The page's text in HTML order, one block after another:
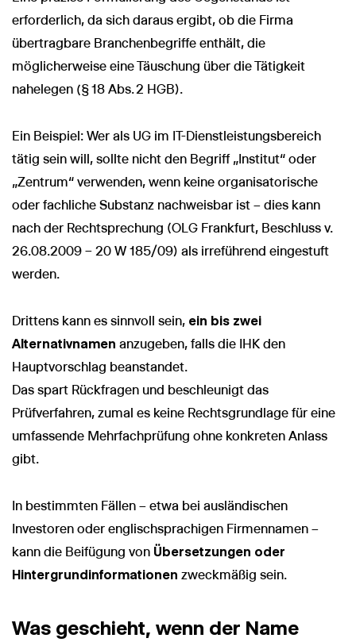
erforderlich, da sich daraus ergibt, ob die Firma
übertragbare Branchenbegriffe enthält, die
möglicherweise eine Täuschung über die Tätigkeit
nahelegen (§ 18 Abs. 2 HGB).
Ein Beispiel: Wer als UG im IT-Dienstleistungsbereich
tätig sein will, sollte nicht den Begriff „Institut“ oder
„Zentrum“ verwenden, wenn keine organisatorische
oder fachliche Substanz nachweisbar ist – dies kann
nach der Rechtsprechung (OLG Frankfurt, Beschluss v.
26.08.2009 – 20 W 185/09) als irreführend eingestuft
werden.
Drittens kann es sinnvoll sein, ein bis zwei
Alternativnamen anzugeben, falls die IHK den
Hauptvorschlag beanstandet.
Das spart Rückfragen und beschleunigt das
Prüfverfahren, zumal es keine Rechtsgrundlage für eine
umfassende Mehrfachprüfung ohne konkreten Anlass
gibt.
In bestimmten Fällen – etwa bei ausländischen
Investoren oder englischsprachigen Firmennamen –
kann die Beifügung von Übersetzungen oder
Hintergrundinformationen zweckmäßig sein.
Was geschieht, wenn der Name